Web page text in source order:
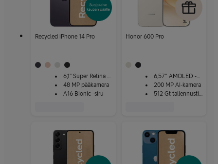
Recycled iPhone 14 Pro
6,1” Super Retina XDR
48 MP pääkamera
A16 Bionic -siru
Honor 600 Pro
6,57" AMOLED ‑näyttö
200 MP AI‑kamera
512 Gt tallennustila